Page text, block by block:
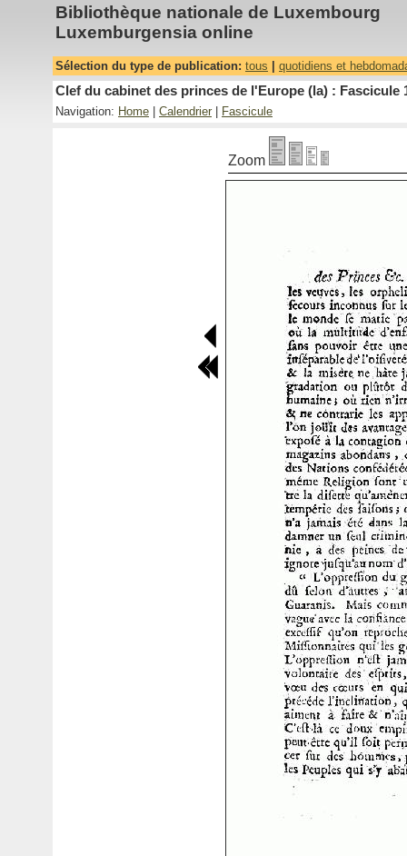
Bibliothèque nationale de Luxembourg
Luxemburgensia online
Sélection du type de publication: tous quotidiens et
Clef du cabinet des princes de l'Europe (la) : Fascicule
Navigation: Home Calendrier Fascicule
Zoom